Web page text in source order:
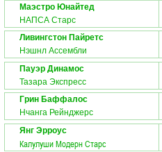
Маэстро Юнайтед
НАПСА Cтарс
Ливингстон Пайретс
Нэшнл Ассембли
Пауэр Динамос
Тазара Экспресс
Грин Баффалос
Нчанга Рейнджерс
Янг Эрроус
Калулуши Модерн Старс